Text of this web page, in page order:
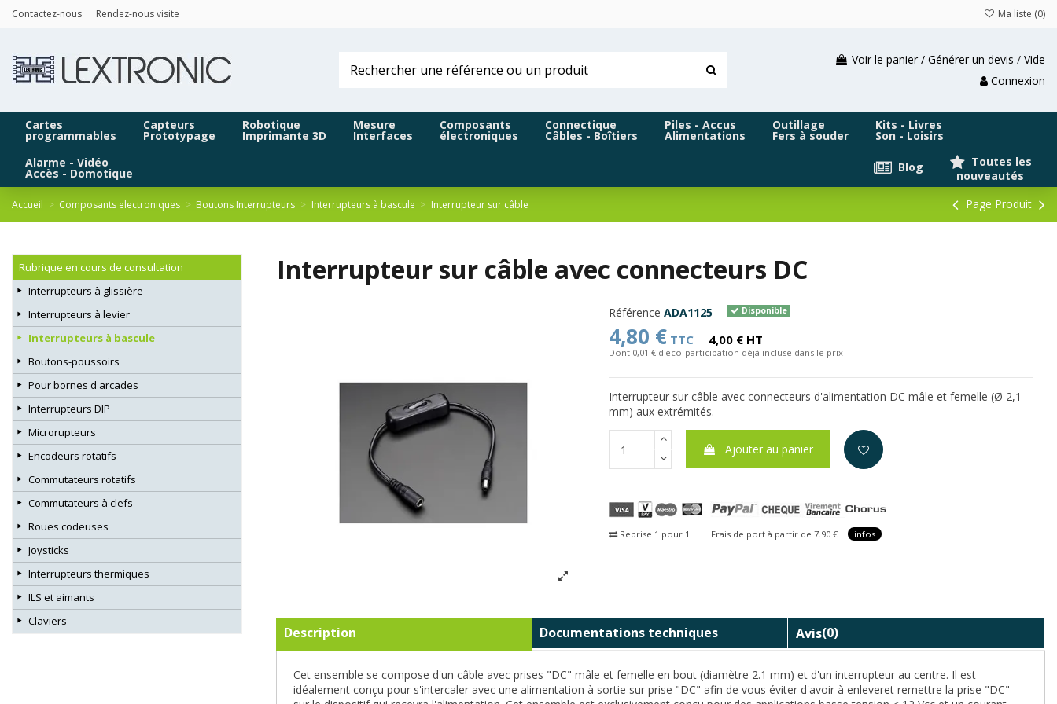
Contactez-nous Rendez-nous visite Ma liste (0)
Voir le panier / Générer un devis / Vide
Connexion
Cartes
programmables
Capteurs
Prototypage
Robotique
Imprimante 3D
Mesure
Interfaces
Composants
électroniques
Connectique
Câbles - Boîtiers
Piles - Accus
Alimentations
Outillage
Fers à souder
Kits - Livres
Son - Loisirs
Alarme - Vidéo
Accès - Domotique
Toutes les
nouveautés
Blog
Accueil Composants electroniques Boutons Interrupteurs Interrupteurs à bascule Interrupteur sur câble Page Produit
Interrupteur sur câble avec connecteurs DC
Référence ADA1125 Disponible
4,80 € TTC 4,00 € HT
Dont 0,01 € d'eco-participation déjà incluse dans le prix
Interrupteur sur câble avec connecteurs d'alimentation DC mâle et femelle (Ø 2,1
mm) aux extrémités.
Ajouter au panier
Reprise 1 pour 1 Frais de port à partir de 7.90 € infos
Description Documentations techniques Avis(0)
Cet ensemble se compose d'un câble avec prises "DC" mâle et femelle en bout (diamètre 2.1 mm) et d'un interrupteur au centre. Il est
idéalement conçu pour s'intercaler avec une alimentation à sortie sur prise "DC" afin de vous éviter d'avoir à enleveret remettre la prise "DC"
Rubrique en cours de consultation
Interrupteurs à glissière
Interrupteurs à levier
Interrupteurs à bascule
Boutons-poussoirs
Pour bornes d'arcades
Interrupteurs DIP
Microrupteurs
Encodeurs rotatifs
Commutateurs rotatifs
Commutateurs à clefs
Roues codeuses
Joysticks
Interrupteurs thermiques
ILS et aimants
Claviers
Panneau de gestion des cookies